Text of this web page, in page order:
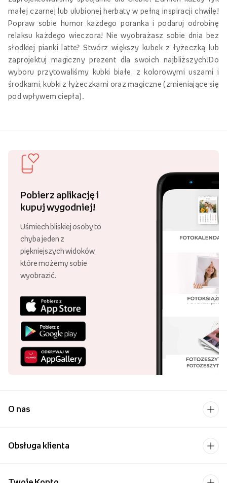
małej czarnej lub ulubionej herbaty w pełną inspiracji chwilę!
Popraw sobie humor każdego poranka i podaruj odrobinę
relaksu każdego wieczora! Nie wyobrażasz sobie dnia bez
słodkiej pianki latte? Stwórz większy kubek z łyżeczką lub
zaprojektuj magiczny prezent dla swoich najbliższych!Do
wyboru przytowaliśmy kubki białe, z kolorowymi uszami i
środkami, kubki z łyżeczkami oraz magiczne (zmieniające się
pod wpływem ciepła).
Pobierz aplikację i
kupuj wygodniej!
Uśmiech bliskiej osoby to
chyba jeden z
piękniejszych widoków,
które możemy sobie
wyobrazić.
O nas
Obsługa klienta